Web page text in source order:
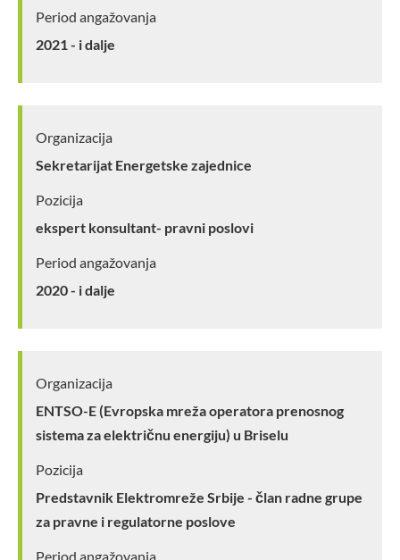
Period angažovanja
2021 - i dalje
Organizacija
Sekretarijat Energetske zajednice
Pozicija
ekspert konsultant- pravni poslovi
Period angažovanja
2020 - i dalje
Organizacija
ENTSO-E (Evropska mreža operatora prenosnog
sistema za električnu energiju) u Briselu
Pozicija
Predstavnik Elektromreže Srbije - član radne grupe
za pravne i regulatorne poslove
Period angažovanja